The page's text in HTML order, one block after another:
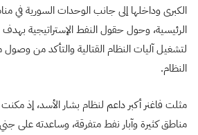
الكبرى وداخلها إلى جانب الوحدات السورية في
الرئيسية، وحول حقول النفط الإستراتيجية
لتشغيل آليات النظام القتالية والتأكد من وصول
النظام.
مثلت فاغنر أكبر داعم لنظام بشار الأسد، إذ
مناطق كثيرة وآبار نفط متفرقة، وساعدته على جني